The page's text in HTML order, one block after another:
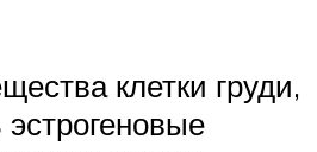
клетки груди,